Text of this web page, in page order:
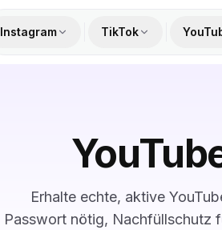
Instagram TikTok
Erhalte echte, aktive
Passwort nötig, Nachfüllschutz